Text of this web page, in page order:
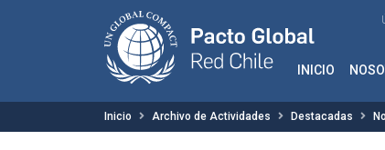
INICIO
Inicio Archivo de Actividades Destacadas